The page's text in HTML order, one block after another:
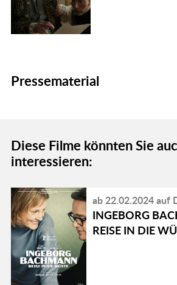
Pressematerial
Diese Filme könnten Sie
interessieren:
ab 22.02.2024 auf
INGEBORG
REISE IN DIE